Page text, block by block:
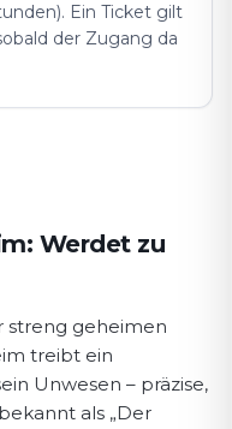
Ein Ticket gilt
der Zugang da
Werdet zu
streng geheimen
treibt ein
Unwesen – präzise,
als „Der